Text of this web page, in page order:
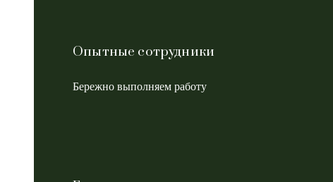
Опытные сотрудники
Бережно выполняем работу